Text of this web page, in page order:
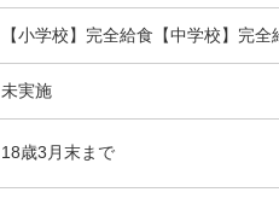
【小学校】完全給食【中学校】完全
未実施
18歳3月末まで